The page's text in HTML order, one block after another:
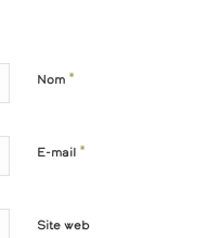
Nom *
E-mail *
Site web